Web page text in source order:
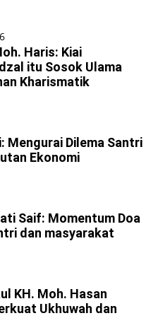
Haris: Kiai
itu Sosok Ulama
Kharismatik
Mengurai Dilema Santri
Ekonomi
Saif: Momentum Doa
dan masyarakat
KH. Moh. Hasan
Ukhuwah dan